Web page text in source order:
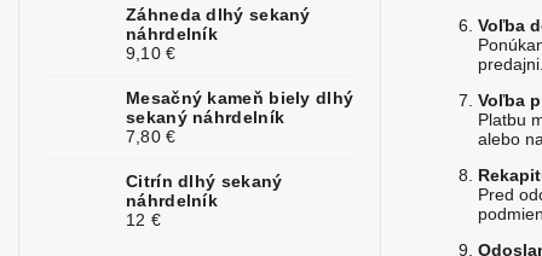
Záhneda dlhý sekaný
náhrdelník
9,10 €
Mesačný kameň biely dlhý
sekaný náhrdelník
7,80 €
Citrín dlhý sekaný
náhrdelník
12 €
Voľba
Voľba
Platbu
alebo
Pred